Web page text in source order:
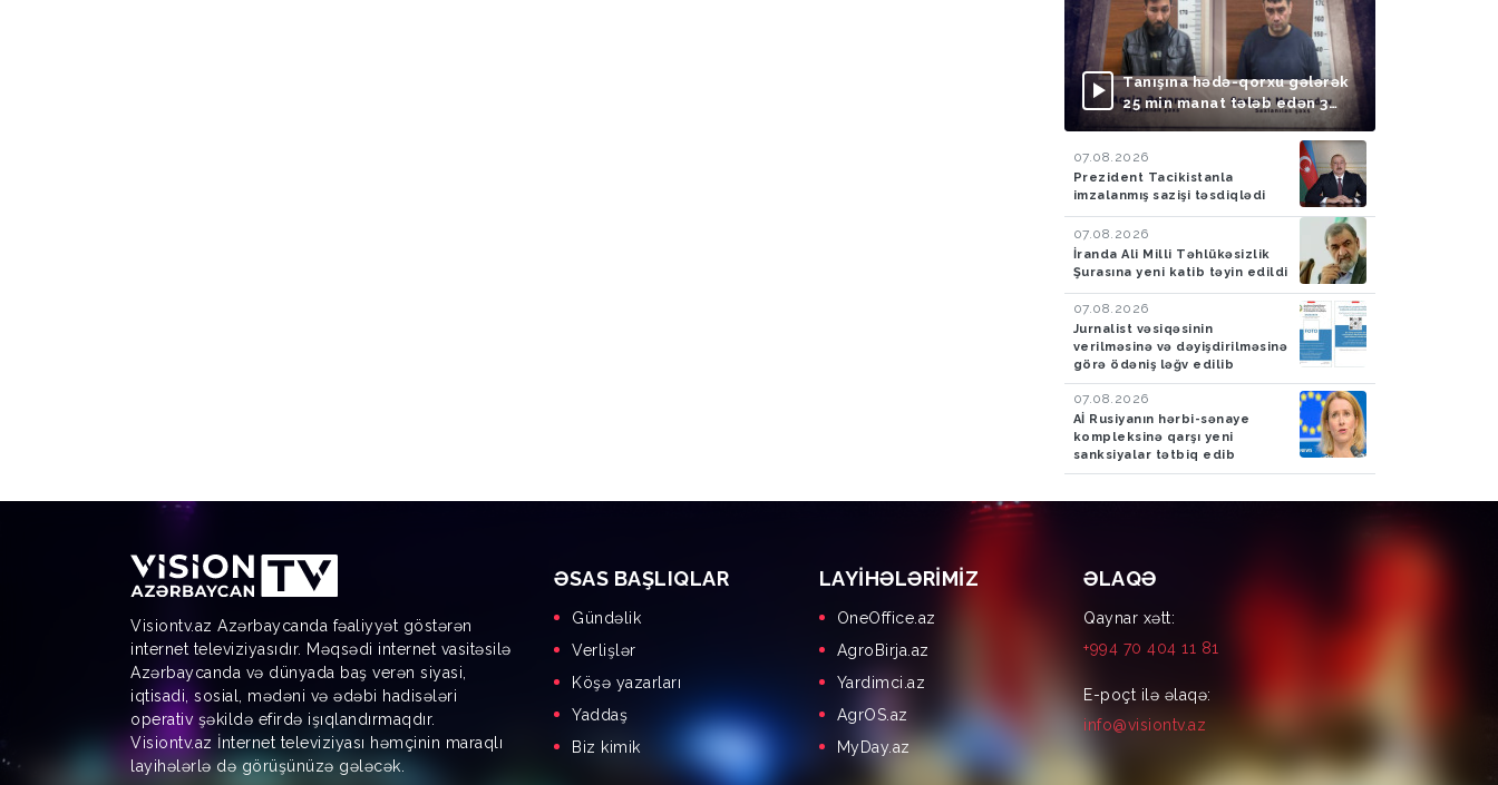
Tanışına hədə-qorxu gələrək
25 min manat tələb edən 3
nəfər saxlanılıb
07.08.2026
Prezident Tacikistanla
imzalanmış sazişi təsdiqlədi
07.08.2026
İranda Ali Milli Təhlükəsizlik
Şurasına yeni katib təyin edildi
07.08.2026
Jurnalist vəsiqəsinin
verilməsinə və dəyişdirilməsinə
görə ödəniş ləğv edilib
07.08.2026
Aİ Rusiyanın hərbi-sənaye
kompleksinə qarşı yeni
sanksiyalar tətbiq edib
Visiontv.az Azərbaycanda fəaliyyət göstərən
internet televiziyasıdır. Məqsədi internet vasitəsilə
Azərbaycanda və dünyada baş verən siyasi,
iqtisadi, sosial, mədəni və ədəbi hadisələri
operativ şəkildə efirdə işıqlandırmaqdır.
Visiontv.az İnternet televiziyası həmçinin maraqlı
layihələrlə də görüşünüzə gələcək.
ƏSAS BAŞLIQLAR
Gündəlik
Verlişlər
Köşə yazarları
Yaddaş
Biz kimik
LAYIHƏLƏRIMIZ
OneOffice.az
AgroBirja.az
Yardimci.az
AgrOS.az
MyDay.az
ƏLAQƏ
Qaynar xətt:
+994 70 404 11 81
E-poçt ilə əlaqə:
info@visiontv.az